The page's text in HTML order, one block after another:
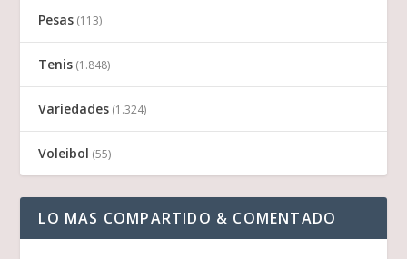
Pesas (113)
Tenis (1.848)
Variedades (1.324)
Voleibol (55)
LO MAS COMPARTIDO & COMENTADO